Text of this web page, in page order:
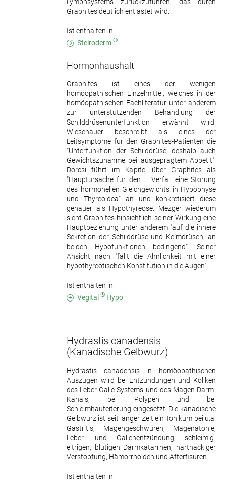
Lymphsystems zurückzuführen, das durch
Graphites deutlich entlastet wird.
Ist enthalten in:
Steiroderm ®
Hormonhaushalt
Graphites ist eines der wenigen
homöopathischen Einzelmittel, welches in der
homöopathischen Fachliteratur unter anderem
zur unterstützenden Behandlung der
Schilddrüsenunterfunktion erwähnt wird.
Wiesenauer beschreibt als eines der
Leitsymptome für den Graphites-Patienten die
"Unterfunktion der Schilddrüse, deshalb auch
Gewichtszunahme bei ausgeprägtem Appetit".
Dorcsi führt im Kapitel über Graphites als
"Hauptursache für den … Verfall eine Störung
des hormonellen Gleichgewichts in Hypophyse
und Thyreoidea" an und konkretisiert diese
genauer als Hypothyreose. Mezger wiederum
sieht Graphites hinsichtlich seiner Wirkung eine
Hauptbeziehung unter anderem "auf die innere
Sekretion der Schilddrüse und Keimdrüsen, an
beiden Hypofunktionen bedingend". Seiner
Ansicht nach "fällt die Ähnlichkeit mit einer
hypothyreotischen Konstitution in die Augen".
Ist enthalten in:
Vegital ® Hypo
Hydrastis canadensis
(Kanadische Gelbwurz)
Hydrastis canadensis in homöopathischen
Auszügen wird bei Entzündungen und Koliken
des Leber-Galle-Systems und des Magen-Darm-
Kanals, bei Polypen und bei
Schleimhauteiterung eingesetzt. Die kanadische
Gelbwurz ist seit langer Zeit ein Tonikum bei u.a.
Gastritis, Magengeschwüren, Magenatonie,
Leber- und Gallenentzündung, schleimig-
eitrigen, blutigen Darmkatarrhen, hartnäckiger
Verstopfung, Hämorrhoiden und Afterfisuren.
Ist enthalten in: